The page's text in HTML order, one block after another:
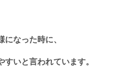
なった時に、
いと言われています。